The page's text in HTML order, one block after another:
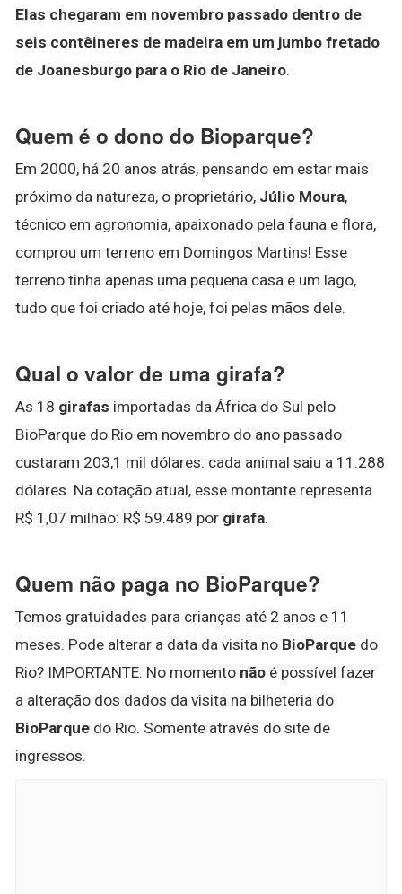
Elas chegaram em novembro passado dentro de
seis contêineres de madeira em um jumbo fretado
de Joanesburgo para o Rio de Janeiro.
Quem é o dono do Bioparque?
Em 2000, há 20 anos atrás, pensando em estar mais
próximo da natureza, o proprietário, Júlio Moura,
técnico em agronomia, apaixonado pela fauna e flora,
comprou um terreno em Domingos Martins! Esse
terreno tinha apenas uma pequena casa e um lago,
tudo que foi criado até hoje, foi pelas mãos dele.
Qual o valor de uma girafa?
As 18 girafas importadas da África do Sul pelo
BioParque do Rio em novembro do ano passado
custaram 203,1 mil dólares: cada animal saiu a 11.288
dólares. Na cotação atual, esse montante representa
R$ 1,07 milhão: R$ 59.489 por girafa.
Quem não paga no BioParque?
Temos gratuidades para crianças até 2 anos e 11
meses. Pode alterar a data da visita no BioParque do
Rio? IMPORTANTE: No momento não é possível fazer
a alteração dos dados da visita na bilheteria do
BioParque do Rio. Somente através do site de
ingressos.